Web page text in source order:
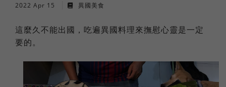
2022 Apr 15 異國美食
這麼久不能出國，吃遍異國料理來撫慰心靈是一定
要的。